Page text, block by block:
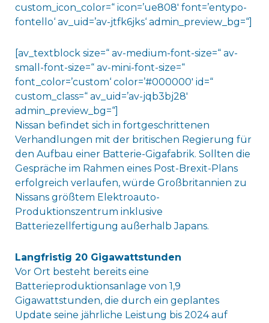
custom_icon_color=“ icon=’ue808′ font=’entypo-
fontello‘ av_uid=’av-jtfk6jks‘ admin_preview_bg=“]
[av_textblock size=“ av-medium-font-size=“ av-
small-font-size=“ av-mini-font-size=“
font_color=’custom‘ color=’#000000′ id=“
custom_class=“ av_uid=’av-jqb3bj28′
admin_preview_bg=“]
Nissan befindet sich in fortgeschrittenen
Verhandlungen mit der britischen Regierung für
den Aufbau einer Batterie-Gigafabrik. Sollten die
Gespräche im Rahmen eines Post-Brexit-Plans
erfolgreich verlaufen, würde Großbritannien zu
Nissans größtem Elektroauto-
Produktionszentrum inklusive
Batteriezellfertigung außerhalb Japans.
Langfristig 20 Gigawattstunden
Vor Ort besteht bereits eine
Batterieproduktionsanlage von 1,9
Gigawattstunden, die durch ein geplantes
Update seine jährliche Leistung bis 2024 auf